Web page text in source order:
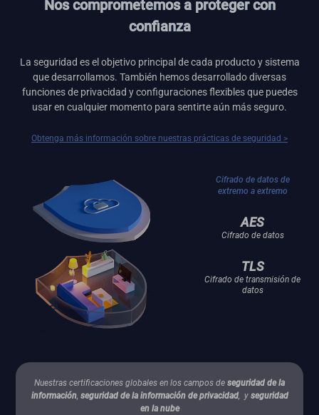
Nos comprometemos a proteger con
confianza
La seguridad es el objetivo principal de cada producto y sistema
que desarrollamos. También hemos desarrollado diversas
funciones de privacidad y configuraciones flexibles que puedes
usar en cualquier momento para sentirte aún más seguro.
Obtenga más información sobre nuestras prácticas de seguridad >
Cifrado de datos de
extremo a extremo
AES
Cifrado de datos
TLS
Cifrado de transmisión de
datos
Nuestras certificaciones globales en los campos de seguridad de la
información, seguridad de la información de privacidad, y seguridad
en la nube